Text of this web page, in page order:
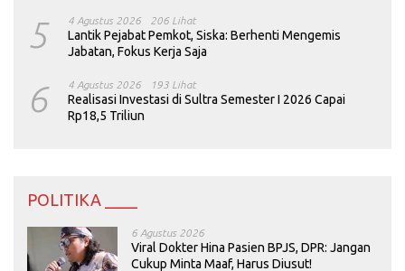
5 4 Agustus 2026 206 Lihat
Lantik Pejabat Pemkot, Siska: Berhenti Mengemis
Jabatan, Fokus Kerja Saja
6 4 Agustus 2026 193 Lihat
Realisasi Investasi di Sultra Semester I 2026 Capai
Rp18,5 Triliun
POLITIKA ____
6 Agustus 2026
Viral Dokter Hina Pasien BPJS, DPR: Jangan
Cukup Minta Maaf, Harus Diusut!